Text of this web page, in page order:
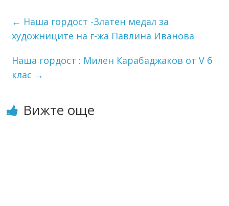
← Наша гордост -Златен медал за
художниците на г-жа Павлина Иванова
Наша гордост : Милен Карабаджаков от V б
клас →
Вижте още